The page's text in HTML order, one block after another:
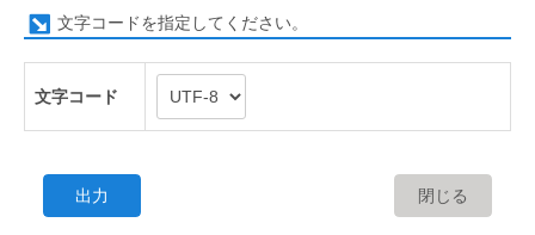
文字コードを指定してください。
文字コード